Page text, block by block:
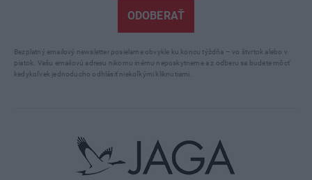
ODOBERAŤ
Bezplatný emailový newsletter posielame obvykle ku koncu týždňa – vo štvrtok alebo v
piatok. Vašu emailovú adresu nikomu inému neposkytneme a z odberu sa budete môcť
kedykoľvek jednoducho odhlásiť niekoľkými kliknutiami.